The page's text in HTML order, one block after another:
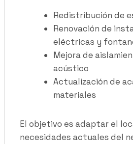
Redistribución de
Renovación de
eléctricas y
Mejora de
acústico
Actualización de
materiales
El objetivo es adaptar el
necesidades actuales del